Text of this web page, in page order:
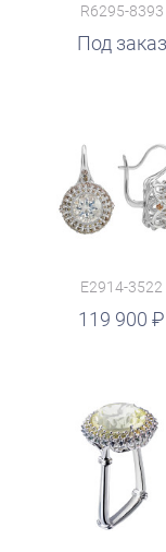
R6295-8393
Под заказ
E2914-3522
119 900